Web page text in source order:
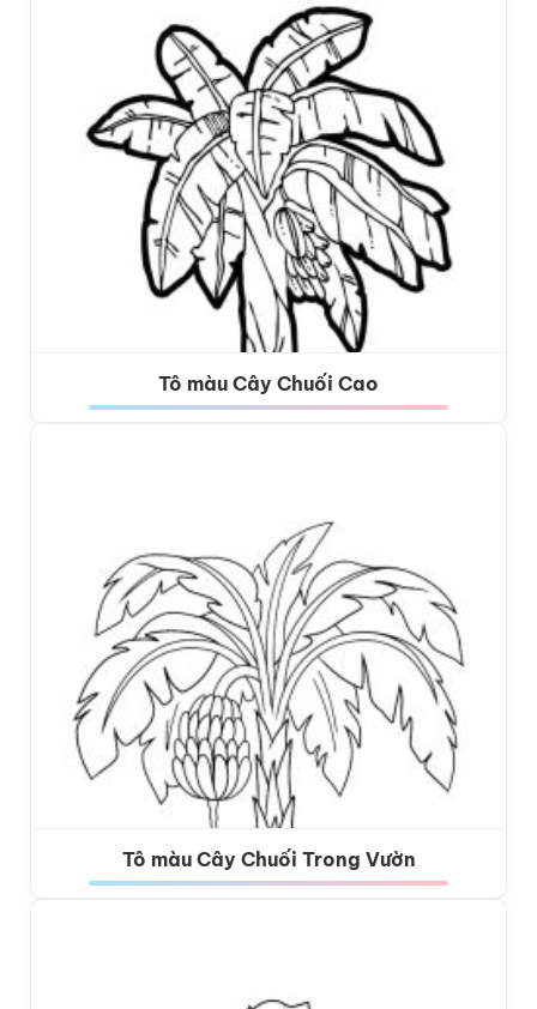
Tô màu Cây Chuối Cao
Tô màu Cây Chuối Trong Vườn